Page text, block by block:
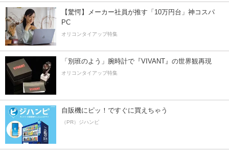
【驚愕】メーカー社員が推す「10万円台」神コスパ
PC
オリコンタイアップ特集
「別班のよう」腕時計で『VIVANT』の世界観再現
オリコンタイアップ特集
自販機にピッ！ですぐに買えちゃう
（PR）ジハンピ